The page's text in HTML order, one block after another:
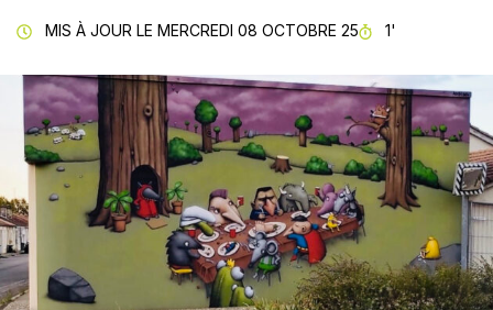
MIS À JOUR LE MERCREDI 08 OCTOBRE 25 TEMPS DE
1'